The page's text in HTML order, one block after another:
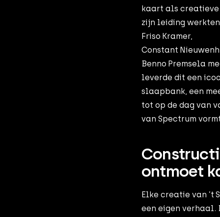
kaart als creatieve
zijn leiding
Friso Kramer,
Constant
Benno Premsela
leverde dit een
slaapbank, een
tot op de dag van
van Spectrum
ontmoet
Elke creatie van ’t
een eigen verhaal.